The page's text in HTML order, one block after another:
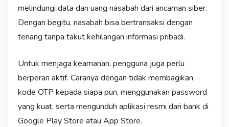
melindungi data dan uang nasabah dari ancaman siber.
Dengan begitu, nasabah bisa bertransaksi dengan
tenang tanpa takut kehilangan informasi pribadi.
Untuk menjaga keamanan, pengguna juga perlu
berperan aktif. Caranya dengan tidak membagikan
kode OTP kepada siapa pun, menggunakan password
yang kuat, serta mengunduh aplikasi resmi dari bank di
Google Play Store atau App Store.